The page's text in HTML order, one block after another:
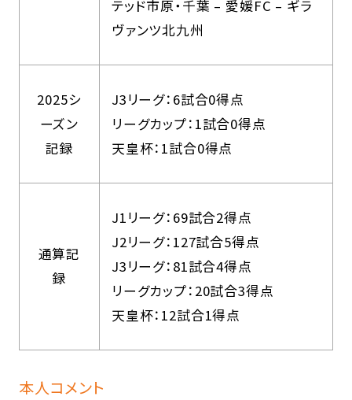
テッド市原・千葉 – 愛媛FC – ギラ
ヴァンツ北九州
2025シ
ーズン
記録
J3リーグ：6試合0得点
リーグカップ：1試合0得点
天皇杯：1試合0得点
通算記
録
J1リーグ：69試合2得点
J2リーグ：127試合5得点
J3リーグ：81試合4得点
リーグカップ：20試合3得点
天皇杯：12試合1得点
本人コメント